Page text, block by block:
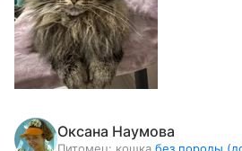
Оксана Наумова